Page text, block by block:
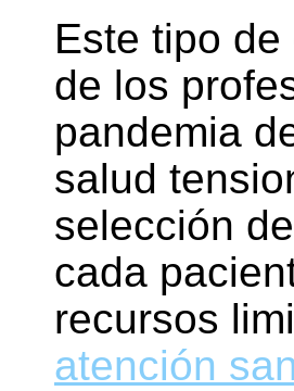
Este tipo
de los
pandemia
salud
selección
cada
recursos
atención